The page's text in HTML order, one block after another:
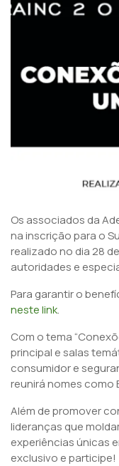
Os associados da
na inscrição para o
realizado no dia 28
autoridades e
Para garantir o
neste link.
Com o tema
principal e salas
consumidor e
reunirá nomes como
Além de promover
lideranças que
experiências únicas
exclusivo e participe!